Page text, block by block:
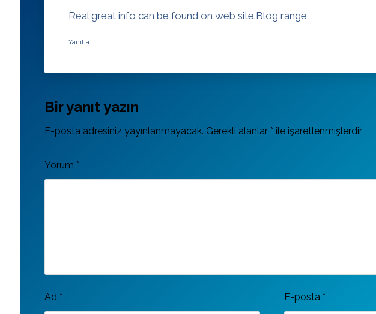
Real great info can be found on web site.Blog range
Yanıtla
Bir yanıt yazın
E-posta adresiniz yayınlanmayacak. Gerekli alanlar * ile işaretlenmişlerdir
Yorum *
Ad * E-posta *